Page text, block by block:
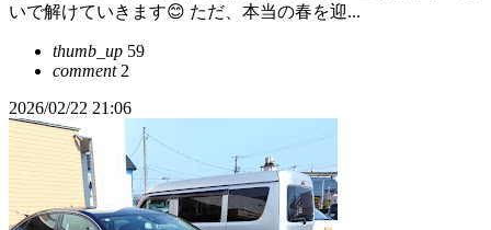
いで解けていきます😊 ただ、本当の春を迎...
thumb_up 59
comment2
2026/02/22 21:06